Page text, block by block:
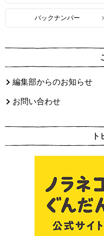
バックナンバー
編集部からのお知らせ
お問い合わせ